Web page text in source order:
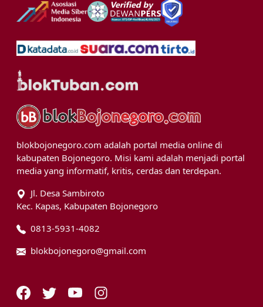
blokbojonegoro.com adalah portal media online di
kabupaten Bojonegoro. Misi kami adalah menjadi portal
media yang informatif, kritis, cerdas dan terdepan.
Jl. Desa Sambiroto
Kec. Kapas, Kabupaten Bojonegoro
0813-5931-4082
blokbojonegoro@gmail.com